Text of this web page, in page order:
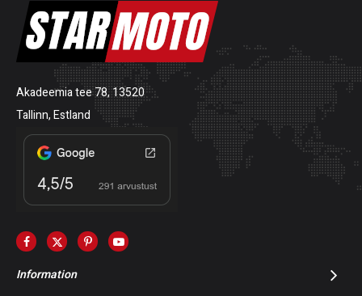
Akadeemia tee 78, 13520
Tallinn, Estland
Information